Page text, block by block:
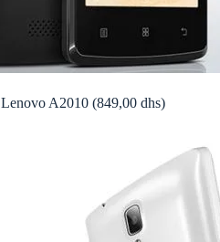
Lenovo A2010 (849,00 dhs)